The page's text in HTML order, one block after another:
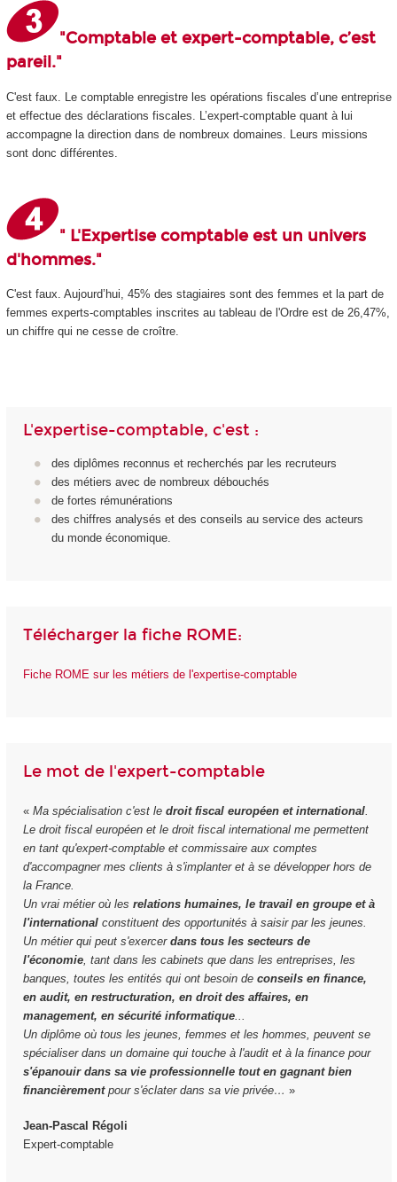
"Comptable et expert-comptable, c’est
pareil."
C'est faux. Le comptable enregistre les opérations fiscales d’une entreprise
et effectue des déclarations fiscales. L’expert-comptable quant à lui
accompagne la direction dans de nombreux domaines. Leurs missions
sont donc différentes.
" L'Expertise comptable est un univers
d'hommes."
C'est faux. Aujourd’hui, 45% des stagiaires sont des femmes et la part de
femmes experts-comptables inscrites au tableau de l'Ordre est de 26,47%,
un chiffre qui ne cesse de croître.
L'expertise-comptable, c'est :
des diplômes reconnus et recherchés par les recruteurs
des métiers avec de nombreux débouchés
de fortes rémunérations
des chiffres analysés et des conseils au service des acteurs
du monde économique.
Télécharger la fiche ROME:
Fiche ROME sur les métiers de l'expertise-comptable
Le mot de l'expert-comptable
« Ma spécialisation c'est le droit fiscal européen et international.
Le droit fiscal européen et le droit fiscal international me permettent
en tant qu'expert-comptable et commissaire aux comptes
d'accompagner mes clients à s'implanter et à se développer hors de
la France.
Un vrai métier où les relations humaines, le travail en groupe et à
l'internationalconstituent des opportunités à saisir par les jeunes.
Un métier qui peut s'exercer dans tous les secteurs de
l'économie, tant dans les cabinets que dans les entreprises, les
banques, toutes les entités qui ont besoin de conseils en finance,
en audit, en restructuration, en droit des affaires, en
management, en sécurité informatique...
Un diplôme où tous les jeunes, femmes et les hommes, peuvent se
spécialiser dans un domaine qui touche à l'audit et à la finance pour
s'épanouir dans sa vie professionnelle tout en gagnant bien
financièrementpour s'éclater dans sa vie privée… »
Jean-Pascal Régoli
Expert-comptable